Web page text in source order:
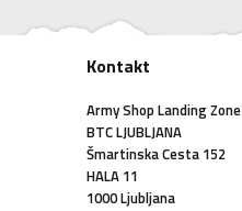
Kontakt
Army Shop Landing Zone
BTC LJUBLJANA
Šmartinska Cesta 152
HALA 11
1000 Ljubljana